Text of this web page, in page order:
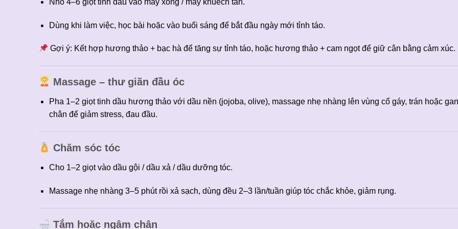
Dùng khi làm việc, học bài hoặc vào buổi sáng để bắt đầu ngày mới tỉnh táo.
Gợi ý: Kết hợp hương thảo + bạc hà để tăng sự tỉnh táo, hoặc hương thảo + cam ngọt để giữ cân bằng cảm xúc.
Massage – thư giãn đầu óc
Pha 1–2 giọt tinh dầu hương thảo với dầu nền (jojoba, olive), massage nhẹ nhàng lên vùng cổ gáy, trán hoặc
chân để giảm stress, đau đầu.
Chăm sóc tóc
Cho 1–2 giọt vào dầu gội / dầu xả / dầu dưỡng tóc.
Massage nhẹ nhàng 3–5 phút rồi xả sạch, dùng đều 2–3 lần/tuần giúp tóc chắc khỏe, giảm rụng.
Tắm hoặc ngâm chân